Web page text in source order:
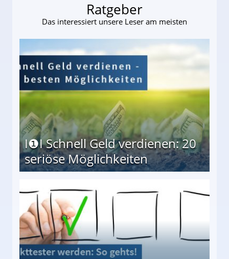
Ratgeber
Das interessiert unsere Leser am meisten
I❶I Schnell Geld verdienen: 20
seriöse Möglichkeiten